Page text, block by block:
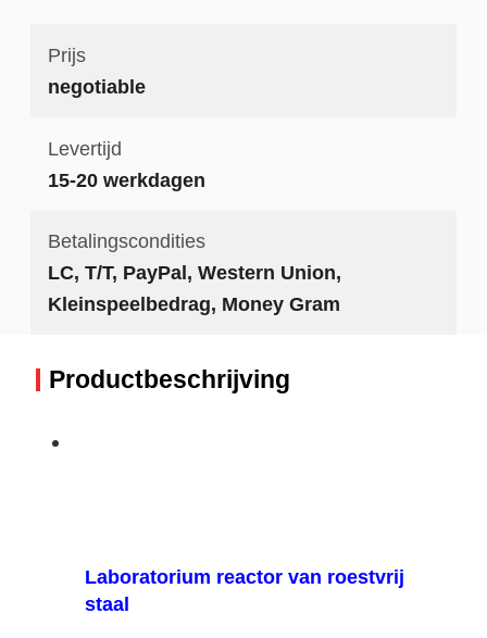
Prijs
negotiable
Levertijd
15-20 werkdagen
Betalingscondities
LC, T/T, PayPal, Western Union,
Kleinspeelbedrag, Money Gram
Productbeschrijving
Laboratorium reactor van roestvrij
staal